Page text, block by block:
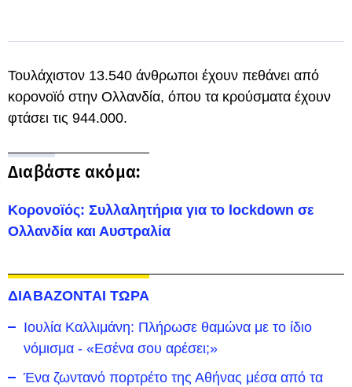
Τουλάχιστον 13.540 άνθρωποι έχουν πεθάνει από
κορονοϊό στην Ολλανδία, όπου τα κρούσματα έχουν
φτάσει τις 944.000.
Διαβάστε ακόμα:
Κορονοϊός: Συλλαλητήρια για το lockdown σε
Ολλανδία και Αυστραλία
ΔΙΑΒΑΖΟΝΤΑΙ ΤΩΡΑ
Ιουλία Καλλιμάνη: Πλήρωσε θαμώνα με το ίδιο
νόμισμα - «Εσένα σου αρέσει;»
Ένα ζωντανό πορτρέτο της Αθήνας μέσα από τα